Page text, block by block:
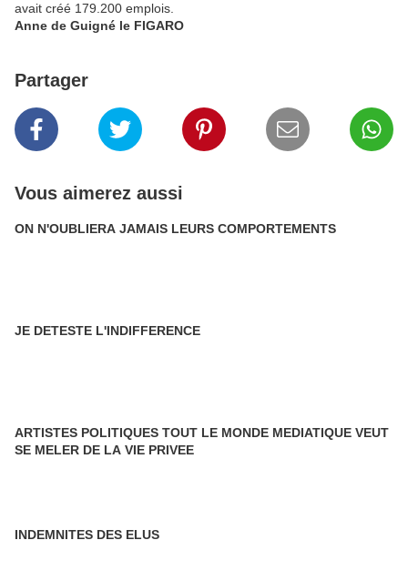
avait créé 179.200 emplois.
Anne de Guigné le FIGARO
Partager
Vous aimerez aussi
ON N'OUBLIERA JAMAIS LEURS COMPORTEMENTS
JE DETESTE L'INDIFFERENCE
ARTISTES POLITIQUES TOUT LE MONDE MEDIATIQUE VEUT
SE MELER DE LA VIE PRIVEE
INDEMNITES DES ELUS